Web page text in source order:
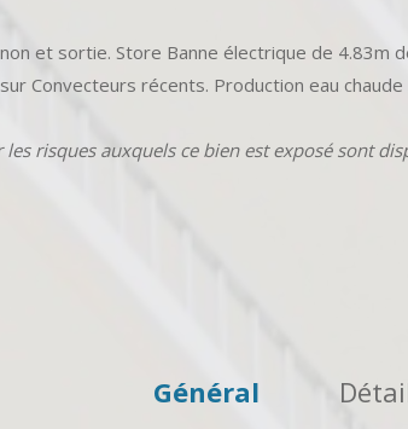
et sortie. Store Banne électrique de 4.83m
Convecteurs récents. Production eau
risques auxquels ce bien est exposé sont
Général